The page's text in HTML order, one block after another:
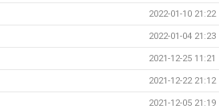
2022-01-10 21:22
2022-01-04 21:23
2021-12-25 11:21
2021-12-22 21:12
2021-12-05 21:19